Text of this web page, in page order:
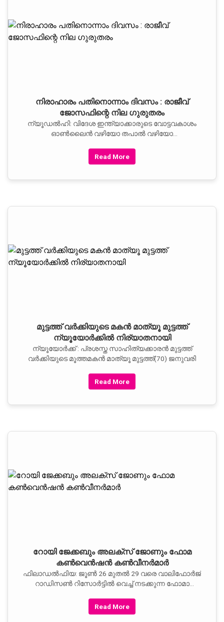
നിരാഹാരം പതിനൊന്നാം ദിവസം : രാജീവ്
ജോസഫിന്റെ നില ഗുരുതരം
ന്യൂഡല്‍ഹി: വിദേശ ഇന്ത്യാക്കാരുടെ വോട്ടവകാശം
ഓണ്‍ലൈന്‍ വഴിയോ തപാല്‍ വഴിയോ
Read More
മുട്ടത്ത് വര്‍ക്കിയുടെ മകന്‍ മാത്യൂ മുട്ടത്ത്
ന്യൂയോര്‍ക്കില്‍ നിര്യാതനായി
ന്യൂയോര്‍ക്ക് : പ്രശസ്ത സാഹിത്യക്കാരന്‍ മുട്ടത്ത്
വര്‍ക്കിയുടെ മൂത്തമകന്‍ മാത്യൂ മുട്ടത്ത്(70) ജനുവരി
Read More
റോയി ജേക്കബും അലക്‌സ്‌ ജോണും ഫോമ
കണ്‍വെന്‍ഷന്‍ കണ്‍വീനര്‍മാര്‍
ഫിലാഡല്‍ഫിയ: ജൂണ്‍ 26 മുതല്‍ 29 വരെ വാലിഫോര്‍ജ്‌
റാഡിസണ്‍ റിസോര്‍ട്ടില്‍ വെച്ച്‌ നടക്കുന്ന ഫോമാ
ജേക്കബിനേയും,
Read More